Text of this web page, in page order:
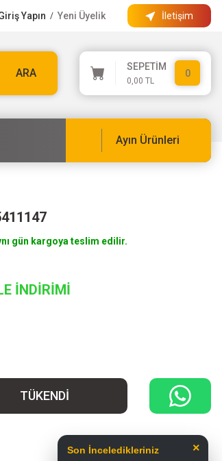
Yapın / Yeni Üyelik İletişim
ARA SEPETİM
0,00 TL
0
Ayın Ürünleri
gün kargoya teslim edilir.
İNDİRİMİ
TÜKENDİ
Son İnceledikleriniz ×